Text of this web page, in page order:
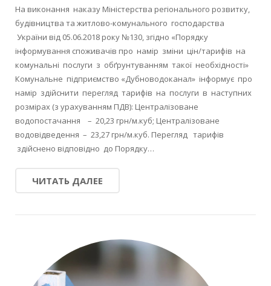
На виконання наказу Міністерства регіонального розвитку,
будівництва та житлово-комунального господарства
України від 05.06.2018 року №130, згідно «Порядку
інформування споживачів про намір зміни цін/тарифів на
комунальні послуги з обґрунтуванням такої необхідності»
Комунальне підприємство «Дубноводоканал» інформує про
намір здійснити перегляд тарифів на послуги в наступних
розмірах (з урахуванням ПДВ): Централізоване
водопостачання – 20,23 грн/м.куб; Централізоване
водовідведення – 23,27 грн/м.куб. Перегляд тарифів
здійснено відповідно до Порядку…
ЧИТАТЬ ДАЛЕЕ